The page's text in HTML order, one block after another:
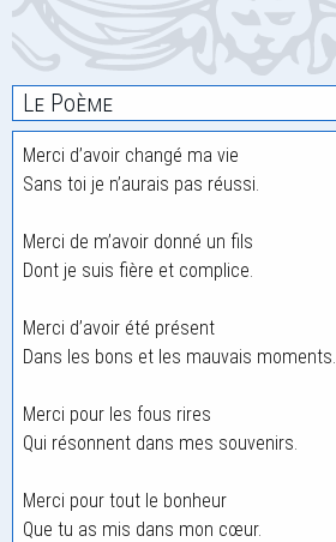
Le Poème
Merci d’avoir changé ma vie
Sans toi je n’aurais pas réussi.
Merci de m’avoir donné un fils
Dont je suis fière et complice.
Merci d’avoir été présent
Dans les bons et les mauvais moments.
Merci pour les fous rires
Qui résonnent dans mes souvenirs.
Merci pour tout le bonheur
Que tu as mis dans mon cœur.